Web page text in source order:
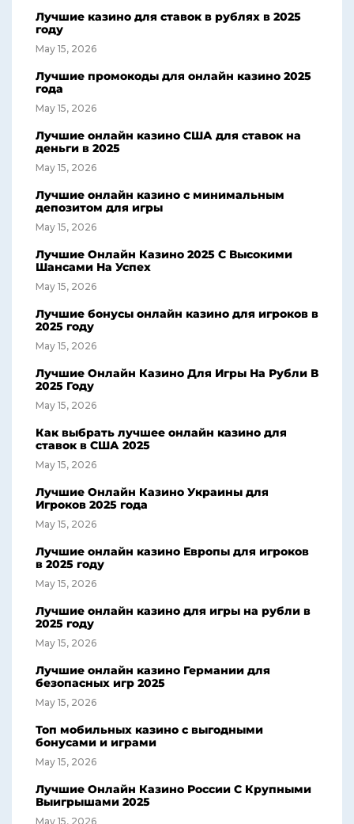
Лучшие казино для ставок в рублях в 2025
году
May 15, 2026
Лучшие промокоды для онлайн казино 2025
года
May 15, 2026
Лучшие онлайн казино США для ставок на
деньги в 2025
May 15, 2026
Лучшие онлайн казино с минимальным
депозитом для игры
May 15, 2026
Лучшие Онлайн Казино 2025 С Высокими
Шансами На Успех
May 15, 2026
Лучшие бонусы онлайн казино для игроков в
2025 году
May 15, 2026
Лучшие Онлайн Казино Для Игры На Рубли В
2025 Году
May 15, 2026
Как выбрать лучшее онлайн казино для
ставок в США 2025
May 15, 2026
Лучшие Онлайн Казино Украины для
Игроков 2025 года
May 15, 2026
Лучшие онлайн казино Европы для игроков
в 2025 году
May 15, 2026
Лучшие онлайн казино для игры на рубли в
2025 году
May 15, 2026
Лучшие онлайн казино Германии для
безопасных игр 2025
May 15, 2026
Топ мобильных казино с выгодными
бонусами и играми
May 15, 2026
Лучшие Онлайн Казино России С Крупными
Выигрышами 2025
May 15, 2026